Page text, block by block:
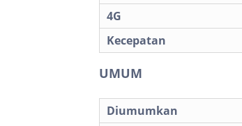
4G
Kecepatan
UMUM
Diumumkan